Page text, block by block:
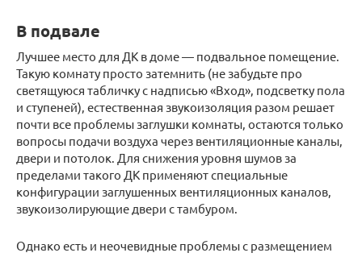
В подвале
Лучшее место для ДК в доме — подвальное помещение.
Такую комнату просто затемнить (не забудьте про
светящуюся табличку с надписью «Вход», подсветку пола
и ступеней), естественная звукоизоляция разом решает
почти все проблемы заглушки комнаты, остаются только
вопросы подачи воздуха через вентиляционные каналы,
двери и потолок. Для снижения уровня шумов за
пределами такого ДК применяют специальные
конфигурации заглушенных вентиляционных каналов,
звукоизолирующие двери с тамбуром.
Однако есть и неочевидные проблемы с размещением